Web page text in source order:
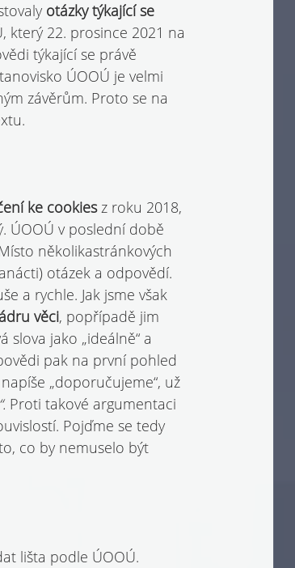
otázky týkající se
který 22. prosince 2021 na
týkající se právě
ÚOOÚ je velmi
závěrům. Proto se na
ke cookies z roku 2018,
ÚOOÚ v poslední době
několikastránkových
otázek a odpovědí.
a rychle. Jak jsme však
věci, popřípadě jim
jako „ideálně“ a
pak na první pohled
„doporučujeme“, už
Proti takové argumentaci
Pojďme se tedy
co by nemuselo být
lišta podle ÚOOÚ.